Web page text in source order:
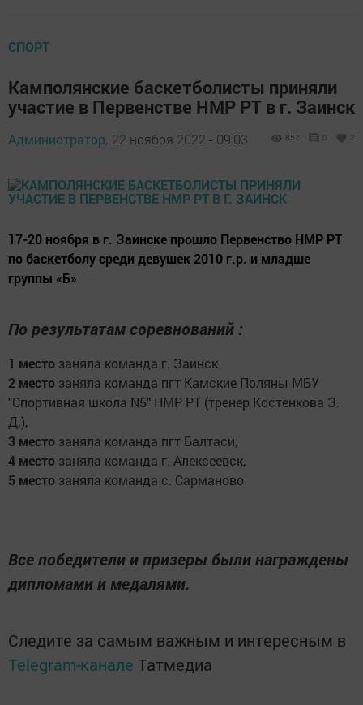
СПОРТ
Камполянские баскетболисты приняли
участие в Первенстве НМР РТ в г. Заинск
Администратор, 22 ноября 2022 - 09:03 852 0 2
17-20 ноября в г. Заинске прошло Первенство НМР РТ
по баскетболу среди девушек 2010 г.р. и младше
группы «Б»
По результатам соревнований :
1 место заняла команда г. Заинск
2 место заняла команда пгт Камские Поляны МБУ
"Спортивная школа N5" НМР РТ (тренер Костенкова З.
Д.),
3 место заняла команда пгт Балтаси,
4 место заняла команда г. Алексеевск,
5 место заняла команда с. Сарманово
Все победители и призеры были награждены
дипломами и медалями.
Следите за самым важным и интересным в
Telegram-канале Татмедиа